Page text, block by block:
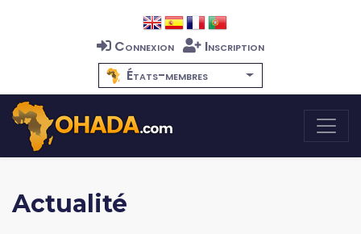
Connexion
Inscription
États-membres
Actualité